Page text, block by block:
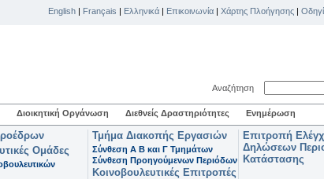
English | Français | Ελληνικά | Επικοινωνία | Χάρτης Πλοήγησης |
Αναζήτηση
Διοικητική Οργάνωση Διεθνείς Δραστηριότητες Ενημέρωση
Ομάδες
Τμήμα Διακοπής Εργασιών
Σύνθεση Α Β και Γ Τμημάτων
Σύνθεση Προηγούμενων Περιόδων
Κοινοβουλευτικές Επιτροπές
Επιτροπή
Δηλώσεων
Κατάστασης